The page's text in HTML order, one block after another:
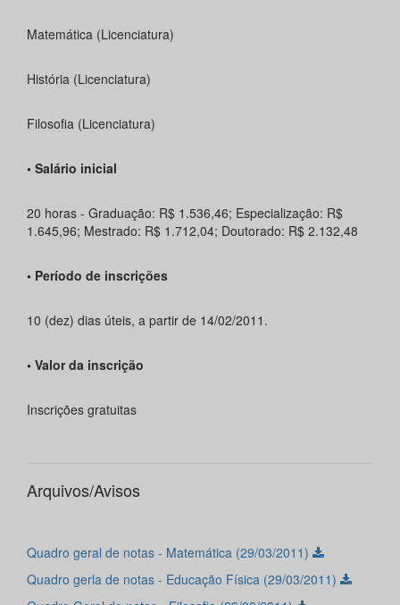
Matemática (Licenciatura)
História (Licenciatura)
Filosofia (Licenciatura)
• Salário inicial
20 horas - Graduação: R$ 1.536,46; Especialização: R$
1.645,96; Mestrado: R$ 1.712,04; Doutorado: R$ 2.132,48
• Período de inscrições
10 (dez) dias úteis, a partir de 14/02/2011.
• Valor da inscrição
Inscrições gratuitas
Arquivos/Avisos
Quadro geral de notas - Matemática (29/03/2011)
Quadro gerla de notas - Educação Física (29/03/2011)